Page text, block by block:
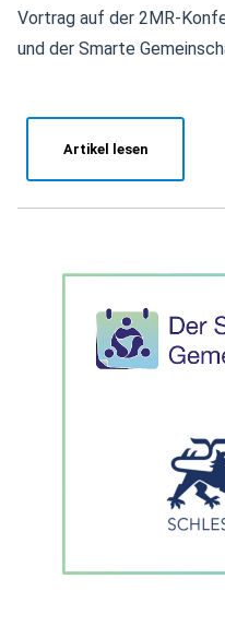
Vortrag auf der 2MR-
und der Smarte
Artikel lesen